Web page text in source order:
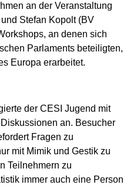
an der Veranstaltung
Stefan Kopolt (BV
an denen sich
Parlaments beteiligten,
Europa erarbeitet.
der CESI Jugend mit
an. Besucher
Fragen zu
mit Mimik und Gestik zu
Teilnehmern zu
immer auch eine Person